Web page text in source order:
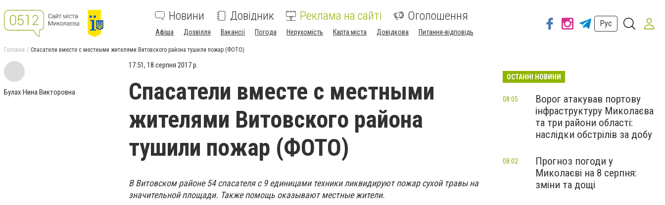
Новини Довідник Реклама на сайті Оголошення
Афіша Дозвілля Вакансії Погода Нерухомість Карта міста Довідкова Питання-відповідь
Рус
Головна Спасатели вместе с местными жителями Витовского района тушили пожар (ФОТО)
Булах Нина Викторовна
17:51, 18 серпня 2017 р.
Спасатели вместе с местными
жителями Витовского района
тушили пожар (ФОТО)
В Витовском районе 54 спасателя с 9 единицами техники ликвидируют пожар сухой травы на
значительной площади. Также помощь оказывают местные жители.
ОСТАННІ НОВИНИ
Ворог атакував портову
інфраструктуру Миколаєва
та три райони області:
наслідки обстрілів за добу
08:05
Прогноз погоди у
Миколаєві на 8 серпня:
зміни та дощі
08:02